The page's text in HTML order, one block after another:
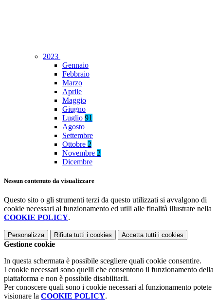
2023
Gennaio
Febbraio
Marzo
Aprile
Maggio
Giugno
Luglio 91
Agosto
Settembre
Ottobre 2
Novembre 2
Dicembre
Nessun contenuto da visualizzare
Questo sito o gli strumenti terzi da questo utilizzati si avvalgono di
cookie necessari al funzionamento ed utili alle finalità illustrate nella
COOKIE POLICY.
Personalizza Rifiuta tutti i cookies Accetta tutti i cookies
Gestione cookie
In questa schermata è possibile scegliere quali cookie consentire.
I cookie necessari sono quelli che consentono il funzionamento della
piattaforma e non è possibile disabilitarli.
Per conoscere quali sono i cookie necessari al funzionamento potete
visionare la COOKIE POLICY.